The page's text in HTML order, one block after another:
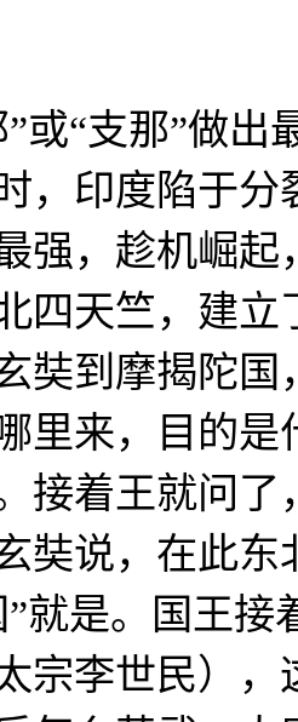
“支那”做出
，印度陷于
强，趁机崛
四天竺，建
奘到摩揭陀
里来，目的
接着王就问
奘说，在此
”就是。国王
宗李世民）